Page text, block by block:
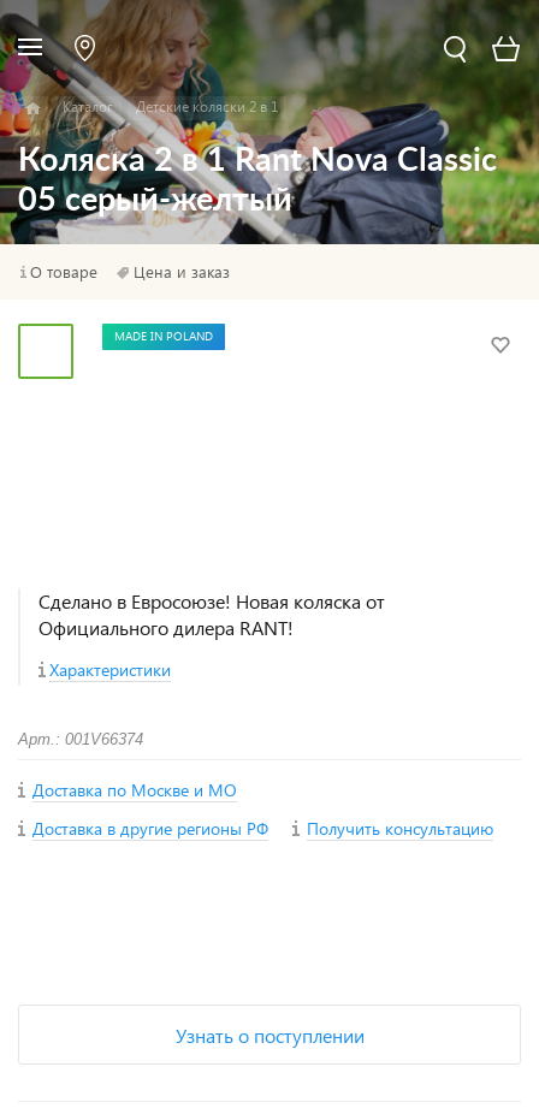
Каталог Детские коляски 2 в 1
Коляска 2 в 1 Rant Nova Classic
05 серый-желтый
О товаре Цена и заказ
MADE IN POLAND
Сделано в Евросоюзе! Новая коляска от
Официального дилера RANT!
Характеристики
Арт.: 001V66374
Доставка по Москве и МО
Доставка в другие регионы РФ
Получить консультацию
Узнать о поступлении